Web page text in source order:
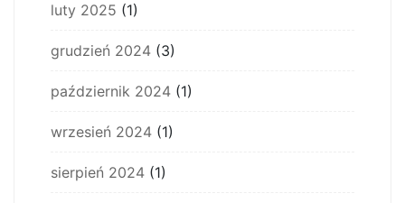
luty 2025 (1)
grudzień 2024 (3)
październik 2024 (1)
wrzesień 2024 (1)
sierpień 2024 (1)